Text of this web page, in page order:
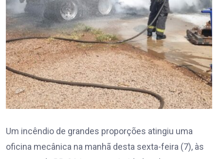
Um incêndio de grandes proporções atingiu uma
oficina mecânica na manhã desta sexta-feira (7), às